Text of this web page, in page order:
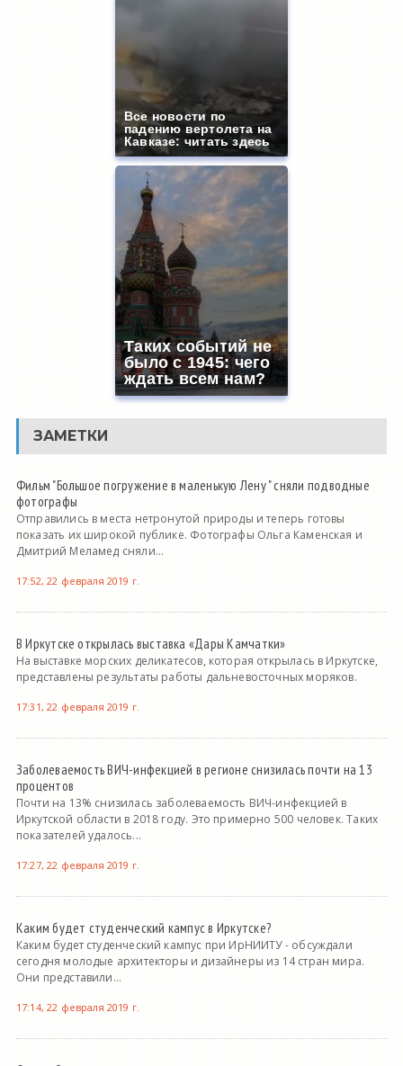
Все новости по
падению вертолета на
Кавказе: читать здесь
Таких событий не
было с 1945: чего
ждать всем нам?
ЗАМЕТКИ
Фильм "Большое погружение в маленькую Лену " сняли подводные
фотографы
Отправились в места нетронутой природы и теперь готовы
показать их широкой публике. Фотографы Ольга Каменская и
Дмитрий Меламед сняли...
17:52, 22 февраля 2019 г.
В Иркутске открылась выставка «Дары Камчатки»
На выставке морских деликатесов, которая открылась в Иркутске,
представлены результаты работы дальневосточных моряков.
17:31, 22 февраля 2019 г.
Заболеваемость ВИЧ-инфекцией в регионе снизилась почти на 13
процентов
Почти на 13% снизилась заболеваемость ВИЧ-инфекцией в
Иркутской области в 2018 году. Это примерно 500 человек. Таких
показателей удалось...
17:27, 22 февраля 2019 г.
Каким будет студенческий кампус в Иркутске?
Каким будет студенческий кампус при ИрНИИТУ - обсуждали
сегодня молодые архитекторы и дизайнеры из 14 стран мира.
Они представили...
17:14, 22 февраля 2019 г.